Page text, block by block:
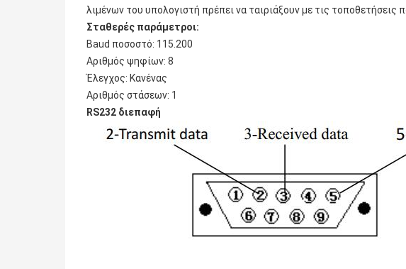
λιμένων του υπολογιστή πρέπει να ταιριάξουν με τις τοποθετήσεις
Σταθερές παράμετροι:
Baud ποσοστό: 115.200
Αριθμός ψηφίων: 8
Έλεγχος: Κανένας
Αριθμός στάσεων: 1
RS232 διεπαφή